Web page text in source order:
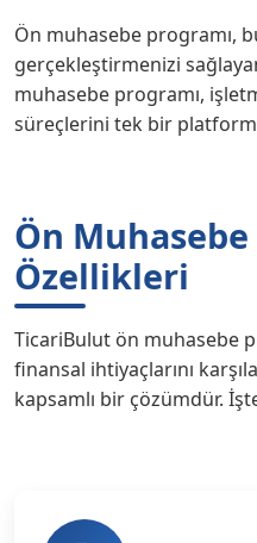
Ön muhasebe programı,
gerçekleştirmenizi
muhasebe programı,
süreçlerini tek bir
Ön Muhasebe
Özellikleri
TicariBulut ön muhasebe
finansal ihtiyaçlarını
kapsamlı bir çözümdür.